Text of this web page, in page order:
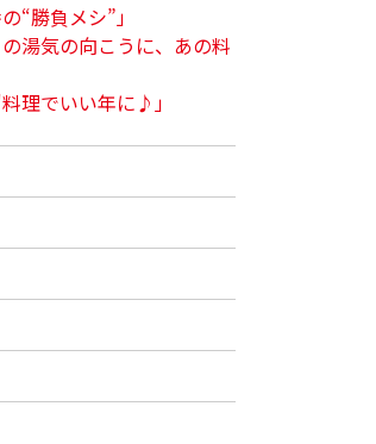
“勝負メシ”」
の湯気の向こうに、あの料
料理でいい年に♪」